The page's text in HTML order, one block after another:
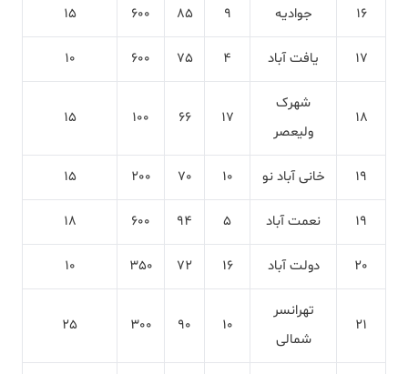
16 جوادیه 9
85
600
15
17 یافت آباد 4
75
600
10
18
شهرک
ولیعصر
17
66
100
15
19 خانی آباد نو 10
70
200
15
19 نعمت آباد 5
94
600
18
20 دولت آباد 16
72
350
10
21
تهرانسر
شمالی
10
90
300
25